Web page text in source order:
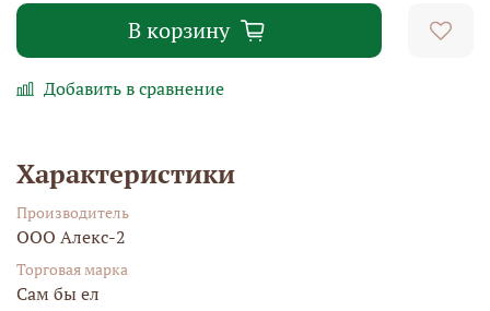
В корзину
Добавить в сравнение
Характеристики
Производитель
ООО Алекс-2
Торговая марка
Сам бы ел